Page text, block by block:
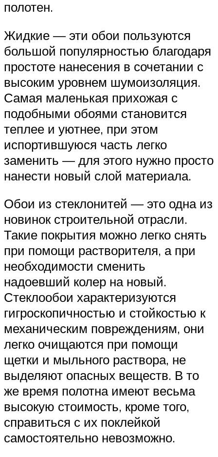
полотен.
Жидкие — эти обои пользуются
большой популярностью благодаря
простоте нанесения в сочетании с
высоким уровнем шумоизоляция.
Самая маленькая прихожая с
подобными обоями становится
теплее и уютнее, при этом
испортившуюся часть легко
заменить — для этого нужно просто
нанести новый слой материала.
Обои из стеклонитей — это одна из
новинок строительной отрасли.
Такие покрытия можно легко снять
при помощи растворителя, а при
необходимости сменить
надоевший колер на новый.
Стеклообои характеризуются
гигроскопичностью и стойкостью к
механическим повреждениям, они
легко очищаются при помощи
щетки и мыльного раствора, не
выделяют опасных веществ. В то
же время полотна имеют весьма
высокую стоимость, кроме того,
справиться с их поклейкой
самостоятельно невозможно.